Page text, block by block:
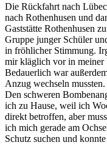
Die Rückfahrt nach
nach Rothenhusen und
Gaststätte Rothenhusen
Gruppe junger Schüler
in fröhlicher Stimmung.
mir kläglich vor in
Bedauerlich war
Anzug wechseln mussten.
Den schweren
ich zu Hause, weil ich
direkt betroffen, aber
ich mich gerade am
Schutz suchen und